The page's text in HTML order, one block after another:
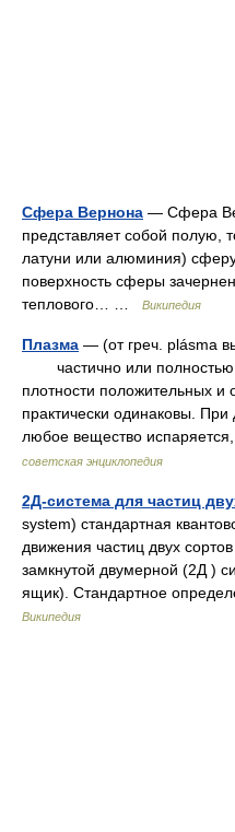
Сфера Вернона — Сфера
представляет собой полую,
латуни или алюминия)
поверхность сферы
теплового… …
Википедия
Плазма — (от греч. plásma
частично или полностью
плотности положительных и
практически одинаковы.
любое вещество
советская энциклопедия
2Д-система для частиц
system) стандартная
движения частиц двух
замкнутой двумерной (2Д )
ящик). Стандартное
Википедия